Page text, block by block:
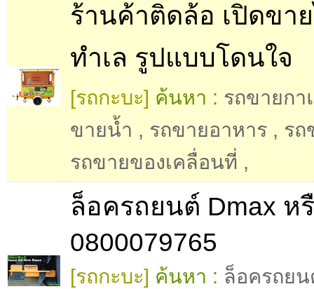
ร้านค้าติดล้อ เปิดขา
ทำเล รูปแบบโดนใจ
[รถกะบะ] ค้นหา : รถขายกา
ขายน้ำ , รถขายอาหาร , รถ
รถขายของเคลื่อนที่ ,
ล็อครถยนต์ Dmax ห
0800079765
[รถกะบะ] ค้นหา : ล็อครถย